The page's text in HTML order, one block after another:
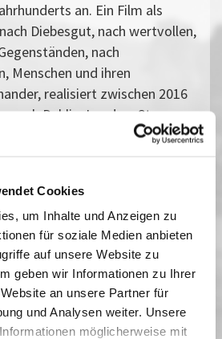
Cookies
um Inhalte und Anzeigen zu
für soziale Medien anbieten
auf unsere Website zu
geben wir Informationen zu Ihrer
an unsere Partner für
und Analysen weiter. Unsere
möglicherweise mit
an. Ein Film als
Diebesgut, nach wertvollen,
nach
Menschen und ihren
realisiert zwischen 2016
nach Dublin, London, St.
Canberra.